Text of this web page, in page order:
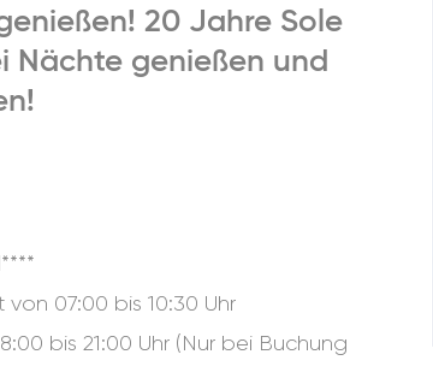
20 Jahre Sole
Nächte genießen und
07:00 bis 10:30 Uhr
bis 21:00 Uhr (Nur bei Buchung